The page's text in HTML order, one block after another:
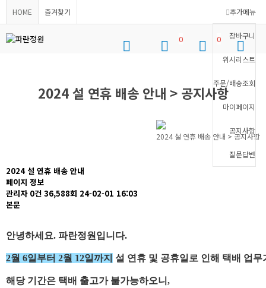
HOME 즐겨찾기 추가메뉴
장바구니
위시리스트
주문/배송조회
마이페이지
공지사항
질문답변
0 0
메뉴
2024 설 연휴 배송 안내 > 공지사항
2024 설 연휴 배송 안내 > 공지사항
2024 설 연휴 배송 안내
페이지 정보
관리자 0건 36,588회 24-02-01 16:03
본문
안녕하세요. 파란정원입니다.
2월 6일부터 2월 12일까지 설 연휴 및 공휴일로 인해 택배 업무
해당 기간은 택배 출고가 불가능하오니,